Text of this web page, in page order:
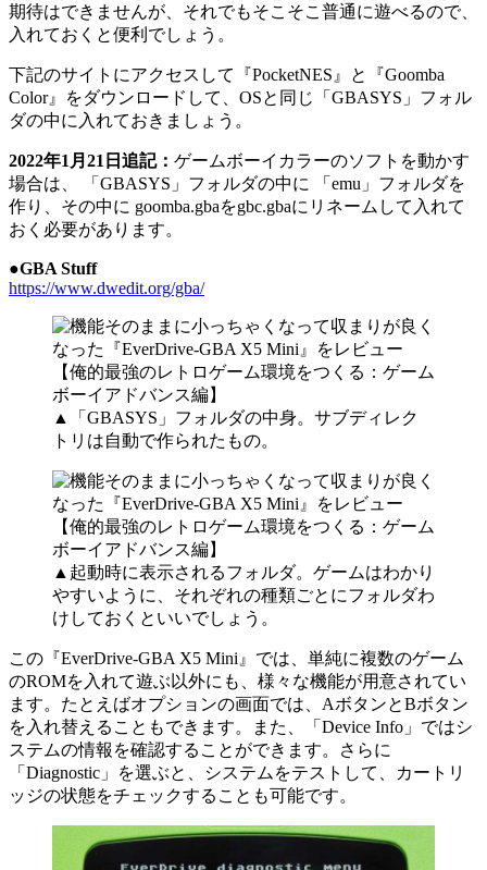
期待はできませんが、それでもそこそこ普通に遊べるので、
入れておくと便利でしょう。
下記のサイトにアクセスして『PocketNES』と『Goomba
Color』をダウンロードして、OSと同じ「GBASYS」フォル
ダの中に入れておきましょう。
2022年1月21日追記： ゲームボーイカラーのソフトを動かす
場合は、 「GBASYS」フォルダの中に 「emu」フォルダを
作り、その中に goomba.gbaをgbc.gbaにリネームして入れて
おく必要があります。
●GBA Stuff
https://www.dwedit.org/gba/
▲「GBASYS」フォルダの中身。サブディレク
トリは自動で作られたもの。
▲起動時に表示されるフォルダ。ゲームはわかり
やすいように、それぞれの種類ごとにフォルダわ
けしておくといいでしょう。
この『EverDrive-GBA X5 Mini』では、単純に複数のゲーム
のROMを入れて遊ぶ以外にも、様々な機能が用意されてい
ます。たとえばオプションの画面では、AボタンとBボタン
を入れ替えることもできます。また、「Device Info」ではシ
ステムの情報を確認することができます。さらに
「Diagnostic」を選ぶと、システムをテストして、カートリ
ッジの状態をチェックすることも可能です。